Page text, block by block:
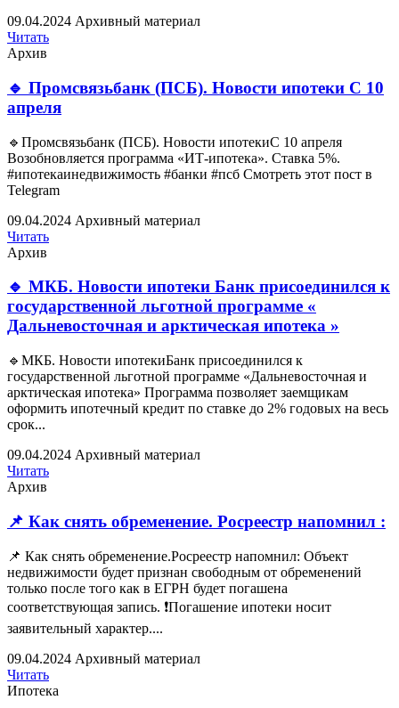
09.04.2024 Архивный материал
Читать
Архив
🔹 Промсвязьбанк (ПСБ). Новости ипотеки С 10
апреля
🔹Промсвязьбанк (ПСБ). Новости ипотекиС 10 апреля
Возобновляется программа «ИТ-ипотека». Ставка 5%.
#ипотекаинедвижимость #банки #псб Смотреть этот пост в
Telegram
09.04.2024 Архивный материал
Читать
Архив
🔹 МКБ. Новости ипотеки Банк присоединился к
государственной льготной программе «
Дальневосточная и арктическая ипотека »
🔹МКБ. Новости ипотекиБанк присоединился к
государственной льготной программе «Дальневосточная и
арктическая ипотека» Программа позволяет заемщикам
оформить ипотечный кредит по ставке до 2% годовых на весь
срок...
09.04.2024 Архивный материал
Читать
Архив
📌 Как снять обременение. Росреестр напомнил :
📌 Как снять обременение.Росреестр напомнил: Объект
недвижимости будет признан свободным от обременений
только после того как в ЕГРН будет погашена
соответствующая запись. ❗️Погашение ипотеки носит
заявительный характер....
09.04.2024 Архивный материал
Читать
Ипотека